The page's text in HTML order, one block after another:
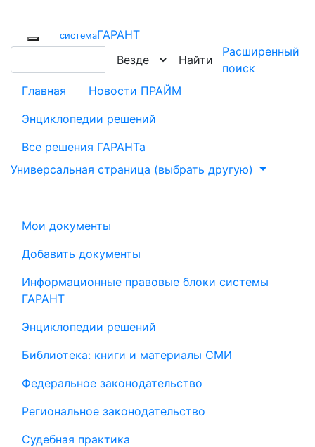
cистемаГАРАНТ
Найти
Расширенный
поиск
Главная
Новости ПРАЙМ
Энциклопедии решений
Все решения ГАРАНТа
Универсальная страница (выбрать другую)
Мои документы
Добавить документы
Информационные правовые блоки системы
ГАРАНТ
Энциклопедии решений
Библиотека: книги и материалы СМИ
Федеральное законодательство
Региональное законодательство
Судебная практика